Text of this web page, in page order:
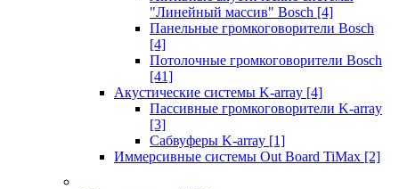
"Линейный массив" Bosch [4]
Панельные громкоговорители Bosch
[4]
Потолочные громкоговорители Bosch
[41]
Акустические системы K-array [4]
Пассивные громкоговорители K-array
[3]
Сабвуферы K-array [1]
Иммерсивные системы Out Board TiMax [2]